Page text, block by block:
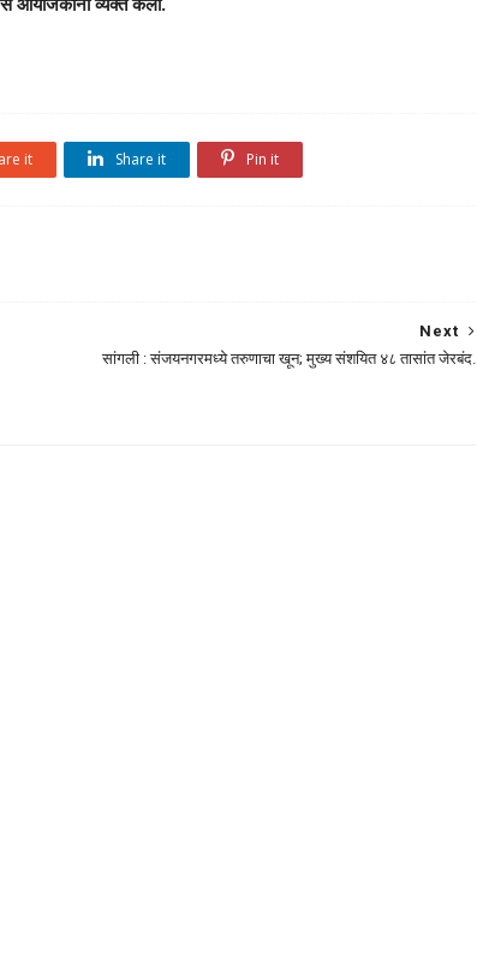
it Share it Pin it
Next
सांगली : संजयनगरमध्ये तरुणाचा खून; मुख्य संशयित ४८ तासांत जेरबंद.